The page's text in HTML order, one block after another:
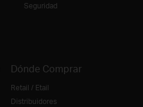
Seguridad
Dónde Comprar
Retail / Etail
Distribuidores